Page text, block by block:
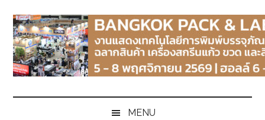
Thai
Pack
Magazine
Pack
Magazine
MENU